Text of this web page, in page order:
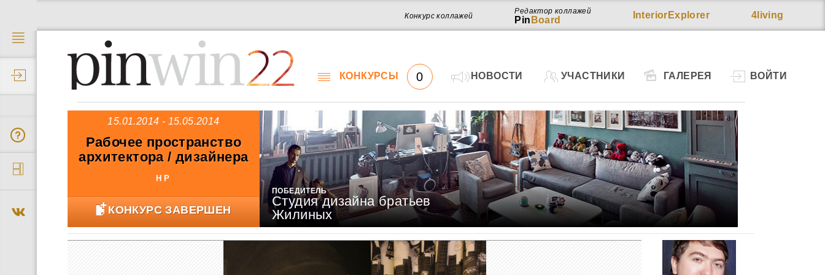
4living
InteriorExplorer
Редактор коллажей
Pin Board
Конкурс коллажей
22 КОНКУРСЫ 0 НОВОСТИ УЧАСТНИКИ ГАЛЕРЕЯ ВОЙТИ
15.01.2014 - 15.05.2014
Рабочее пространство
архитектора / дизайнера
HP
КОНКУРС ЗАВЕРШЕН
ПОБЕДИТЕЛЬ
Студия дизайна братьев
Жилиных
Работ